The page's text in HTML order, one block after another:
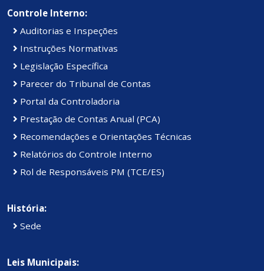
Controle Interno:
Auditorias e Inspeções
Instruções Normativas
Legislação Específica
Parecer do Tribunal de Contas
Portal da Controladoria
Prestação de Contas Anual (PCA)
Recomendações e Orientações Técnicas
Relatórios do Controle Interno
Rol de Responsáveis PM (TCE/ES)
História:
Sede
Leis Municipais: